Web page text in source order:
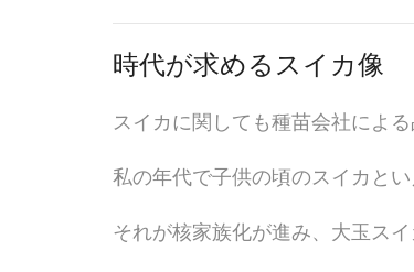
時代が求めるスイカ像
スイカに関しても種苗会社によ
私の年代で子供の頃のスイカと
それが核家族化が進み、大玉ス